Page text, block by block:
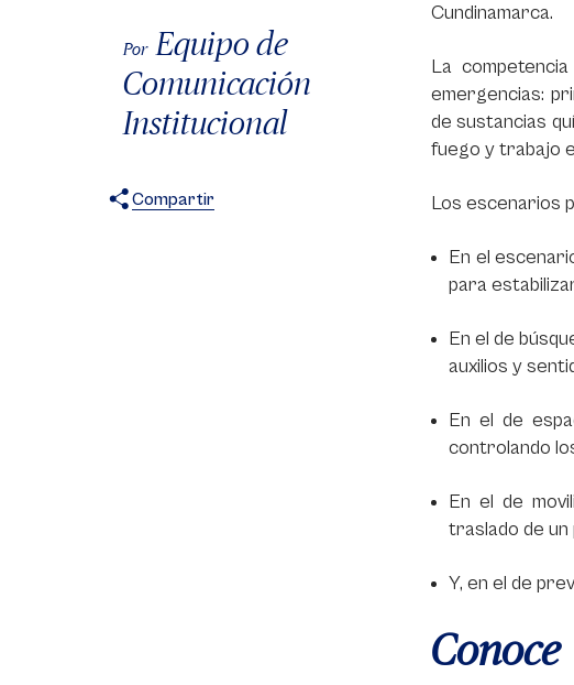
Por Equipo de
Comunicación
Institucional
Compartir
Cundinamarca.
La
emergencias:
de sustancias
fuego y trabajo
Los escenarios
En el
para
En el de
auxilios y
En el de
controlando
En el de
traslado de
Y, en el de